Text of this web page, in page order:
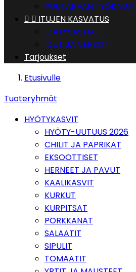
PUUTARHAN TYÖKALUT
  ITUJEN KASVATUS
IDÄTYSASTIAT
IDUT JA VERSOT
Tarjoukset
Etusivulle
Tuoteryhmät
HYÖTYKASVIT
HYÖTY-UUTUUS 2026
CHILIT JA PAPRIKAT
EKSOOTTISET
HERNEET JA PAVUT
KAALIKASVIT
KURKUT
KURPITSAT
PORKKANAT
SALAATIT
SIPULIT
TOMAATIT